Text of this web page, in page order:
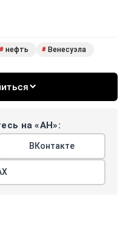
# нефть # Венесуэла
на «АН»:
ВКонтакте